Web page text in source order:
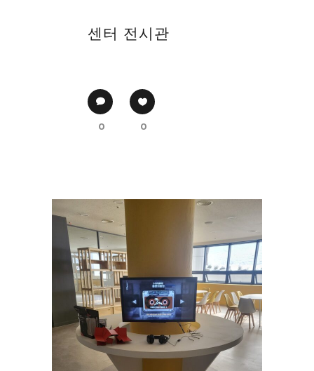
센터 전시관
0 0